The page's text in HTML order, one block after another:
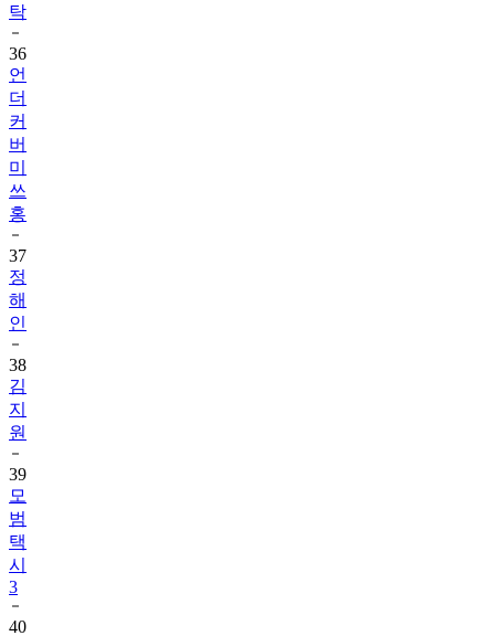
탁
36
언
더
커
버
미
쓰
홍
37
정
해
인
38
김
지
원
39
모
범
택
시
3
40